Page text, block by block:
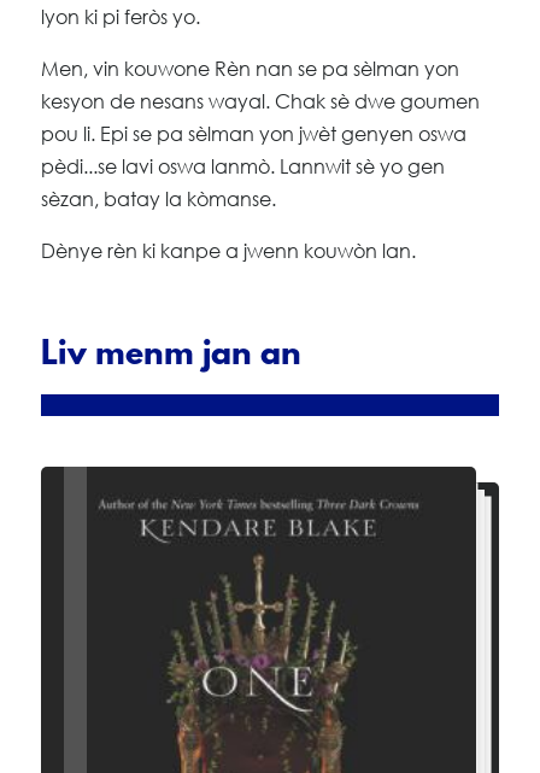
lyon ki pi feròs yo.
Men, vin kouwone Rèn nan se pa sèlman yon
kesyon de nesans wayal. Chak sè dwe goumen
pou li. Epi se pa sèlman yon jwèt genyen oswa
pèdi...se lavi oswa lanmò. Lannwit sè yo gen
sèzan, batay la kòmanse.
Dènye rèn ki kanpe a jwenn kouwòn lan.
Liv menm jan an